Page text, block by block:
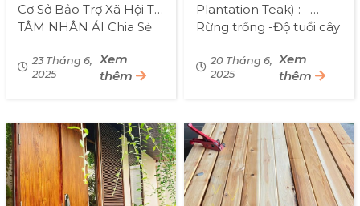
Cơ Sở Bảo Trợ Xã Hội TỪ
TÂM NHÂN ÁI Chia Sẻ
TIGERWOOD Tại Cơ Sở
Bảo Trợ Xã Hội TỪ TÂM
23 Tháng 6,
2025
Xem
thêm
Plantation Teak) : –
Rừng trồng -Độ tuổi cây
kính chủ yếu 30-50cm –
màu vàng sáng, đều
20 Tháng 6,
2025
Xem
thêm